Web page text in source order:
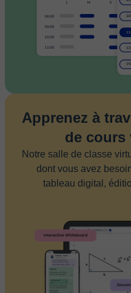
Apprenez à
de cours
Notre salle de classe
dont vous avez
tableau digital,